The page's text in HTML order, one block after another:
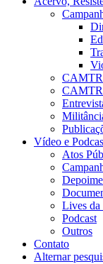
Vídeo e
Atos
Lives
Podcast
Outros
Contato
Alternar